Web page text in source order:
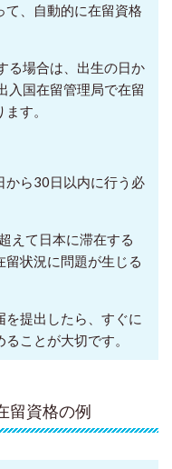
て、自動的に在留資格
る場合は、出生の日か
入国在留管理局で在留
す。
から30日以内に行う必
えて日本に滞在する
留状況に問題が生じる
提出したら、すぐに
ことが大切です。
留資格の例